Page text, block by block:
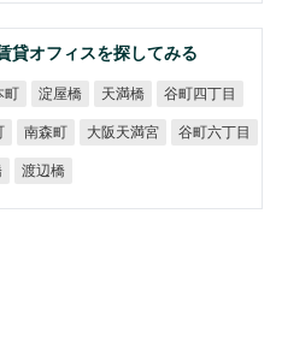
貸オフィスを探してみる
町 淀屋橋 天満橋 谷町四丁目
南森町 大阪天満宮 谷町六丁目
渡辺橋